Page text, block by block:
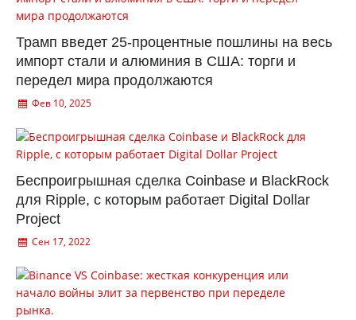
Трамп введет 25-процентные пошлины на весь
импорт стали и алюминия в США: торги и
передел мира продолжаются
Фев 10, 2025
Беспроигрышная сделка Coinbase и BlackRock
для Ripple, с которым работает Digital Dollar
Project
Сен 17, 2022